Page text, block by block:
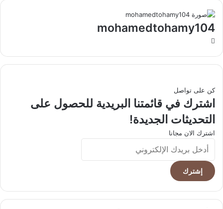
mohamedtohamy104
كن على تواصل
اشترك في قائمتنا البريدية للحصول على
التحديثات الجديدة!
اشترك الان مجانا
أدخل
بريدك
الإلكتروني